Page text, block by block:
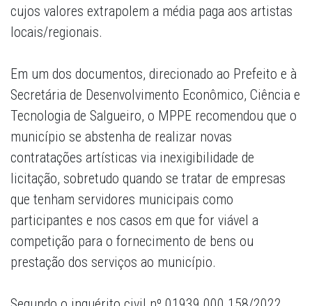
cujos valores extrapolem a média paga aos artistas
locais/regionais.
Em um dos documentos, direcionado ao Prefeito e à
Secretária de Desenvolvimento Econômico, Ciência e
Tecnologia de Salgueiro, o MPPE recomendou que o
município se abstenha de realizar novas
contratações artísticas via inexigibilidade de
licitação, sobretudo quando se tratar de empresas
que tenham servidores municipais como
participantes e nos casos em que for viável a
competição para o fornecimento de bens ou
prestação dos serviços ao município.